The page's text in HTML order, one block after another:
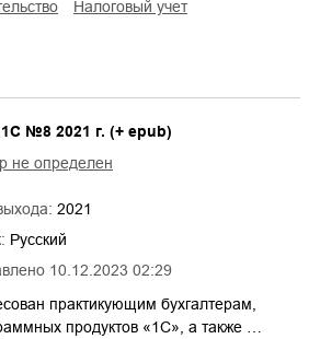
налоговый учет
10.12.2023 02:29
№8 2021 г. (+ epub)
не определен
2021
Русский
практикующим бухгалтерам,
продуктов «1С», а также …